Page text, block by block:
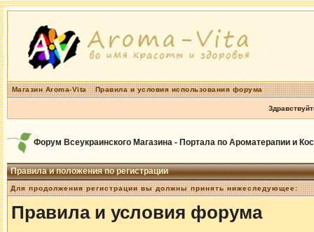
Магазин Aroma-Vita Правила и условия использования форума
Форум Всеукраинского Магазина - Портала по Ароматерапии и
Правила и положения по регистрации
Для продолжения регистрации вы должны принять нижеследующее:
Правила и условия форума